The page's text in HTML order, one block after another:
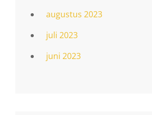
augustus 2023
juli 2023
juni 2023